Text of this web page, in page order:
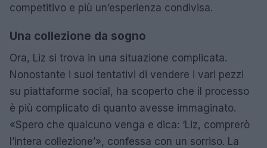
competitivo e più un’esperienza condivisa.
Una collezione da sogno
Ora, Liz si trova in una situazione complicata.
Nonostante i suoi tentativi di vendere i vari pezzi
su piattaforme social, ha scoperto che il processo
è più complicato di quanto avesse immaginato.
«Spero che qualcuno venga e dica: ‘Liz, comprerò
l’intera collezione’», confessa con un sorriso. La